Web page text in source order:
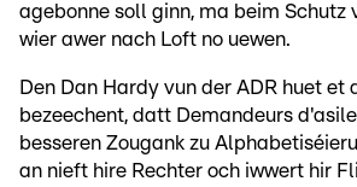
agebonne soll ginn, ma beim Schutz
wier awer nach Loft no uewen.
Den Dan Hardy vun der ADR huet et
bezeechent, datt Demandeurs
besseren Zougank zu
an nieft hire Rechter och iwwert hir